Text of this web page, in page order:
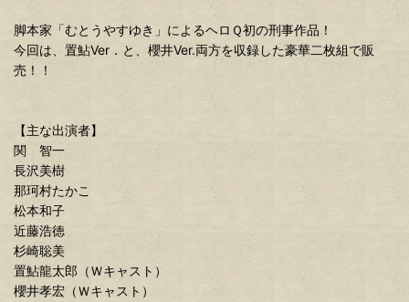
脚本家「むとうやすゆき」によるヘロＱ初の刑事作品！
今回は、置鮎Ver．と、櫻井Ver.両方を収録した豪華二枚組で販
売！！
【主な出演者】
関 智一
長沢美樹
那珂村たかこ
松本和子
近藤浩徳
杉崎聡美
置鮎龍太郎（Ｗキャスト）
櫻井孝宏（Ｗキャスト）